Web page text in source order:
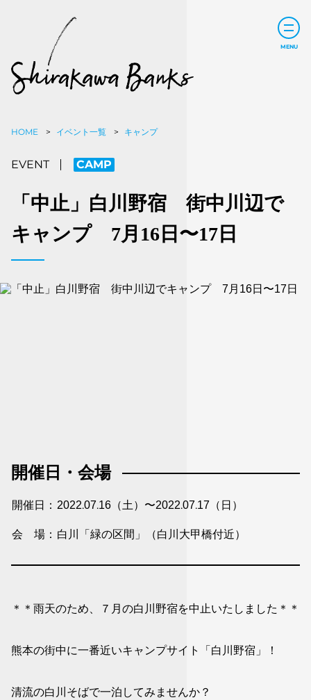
HOME イベント一覧 キャンプ
EVENT CAMP
「中止」白川野宿 街中川辺で
キャンプ 7月16日〜17日
開催日・会場
開催日 2022.07.16（土）〜2022.07.17（日）
会 場 白川「緑の区間」（白川大甲橋付近）
＊＊雨天のため、７月の白川野宿を中止いたしました＊＊
熊本の街中に一番近いキャンプサイト「白川野宿」！
清流の白川そばで一泊してみませんか？